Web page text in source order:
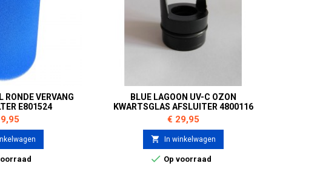
VERVANG
E801524
BLUE LAGOON UV-C OZON
KWARTSGLAS AFSLUITER 4800116
Prijs
€ 29,95
 In winkelwagen
 Op voorraad